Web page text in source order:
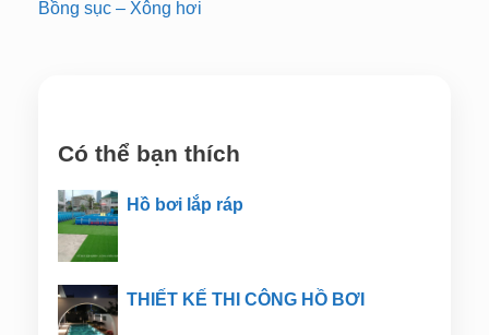
Bồng sục – Xông hơi
Có thể bạn thích
Hồ bơi lắp ráp
THIẾT KẾ THI CÔNG HỒ BƠI